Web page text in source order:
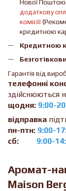
Нової Поштою.
додаткову
комісії!
кредитною
Кредитною
Гарантія від
телефонні
здійснюються
щодня: 9:00-
відправка
пн-птн: 9:00-
сб:
9:00-
Аромат-
Maison